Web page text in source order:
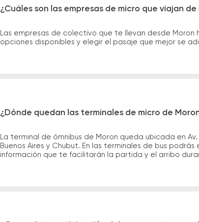
¿Cuáles son las empresas de micro que viajan de
Las empresas de colectivo que te llevan desde Moron
opciones disponibles y elegir el pasaje que mejor se
¿Dónde quedan las terminales de micro de
La terminal de ómnibus de Moron queda ubicada en
Buenos Aires y Chubut. En las terminales de bus
información que te facilitarán la partida y el arribo